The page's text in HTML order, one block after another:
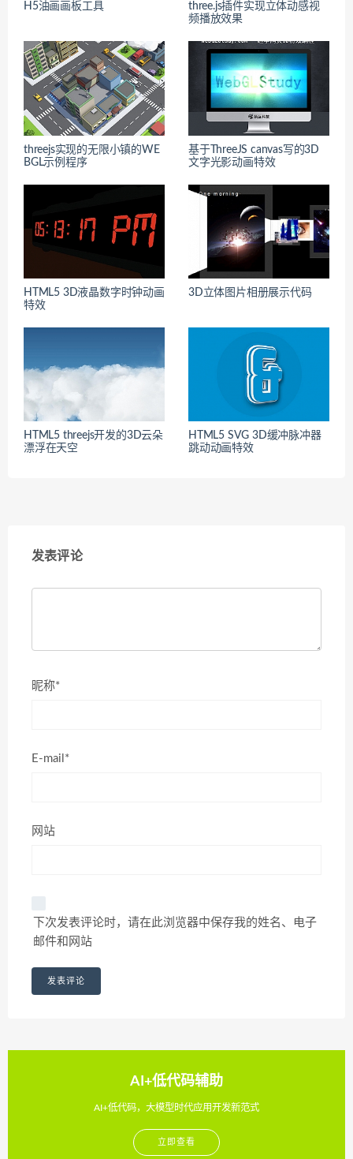
H5油画画板工具
three.js插件实现立体动感视
频播放效果
threejs实现的无限小镇的WE
BGL示例程序
基于ThreeJS canvas写的3D
文字光影动画特效
HTML5 3D液晶数字时钟动画
特效
3D立体图片相册展示代码
HTML5 threejs开发的3D云朵
漂浮在天空
HTML5 SVG 3D缓冲脉冲器
跳动动画特效
发表评论
昵称*
E-mail*
网站
下次发表评论时，请在此浏览器中保存我的姓名、电子
邮件和网站
AI+低代码辅助
AI+低代码，大模型时代应用开发新范式
立即查看